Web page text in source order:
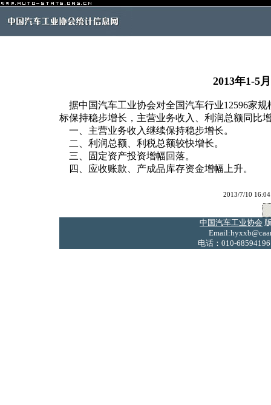
2013年1-5
据中国汽车工业协会对全国汽车行业12596家
标保持稳步增长，主营业务收入、利润总额同比
一、主营业务收入继续保持稳步增长。
二、利润总额、利税总额较快增长。
三、固定资产投资增幅回落。
四、应收账款、产成品库存资金增幅上升。
2013/7/10
中国汽车工业协会
电话：010-